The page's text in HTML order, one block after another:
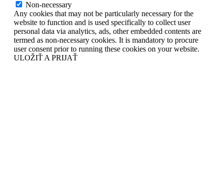
Non-necessary
Any cookies that may not be particularly necessary for the
website to function and is used specifically to collect user
personal data via analytics, ads, other embedded contents are
termed as non-necessary cookies. It is mandatory to procure
user consent prior to running these cookies on your website.
ULOŽIŤ A PRIJAŤ